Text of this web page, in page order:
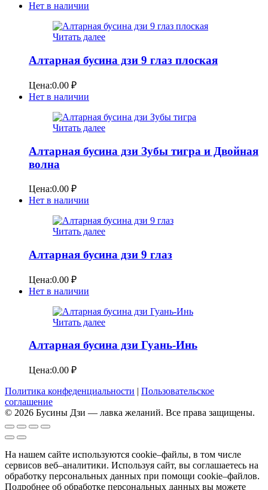
Нет в наличии
Читать далее
Алтарная бусина дзи 9 глаз плоская
Цена:0.00 ₽
Нет в наличии
Читать далее
Алтарная бусина дзи Зубы тигра и Двойная
волна
Цена:0.00 ₽
Нет в наличии
Читать далее
Алтарная бусина дзи 9 глаз
Цена:0.00 ₽
Нет в наличии
Читать далее
Алтарная бусина дзи Гуань-Инь
Цена:0.00 ₽
Политика конфеденциальности | Пользовательское
соглашение
© 2026 Бусины Дзи — лавка желаний. Все права защищены.
На нашем сайте используются cookie–файлы, в том числе
сервисов веб–аналитики. Используя сайт, вы соглашаетесь на
обработку персональных данных при помощи cookie–файлов.
Подробнее об обработке персональных данных вы можете